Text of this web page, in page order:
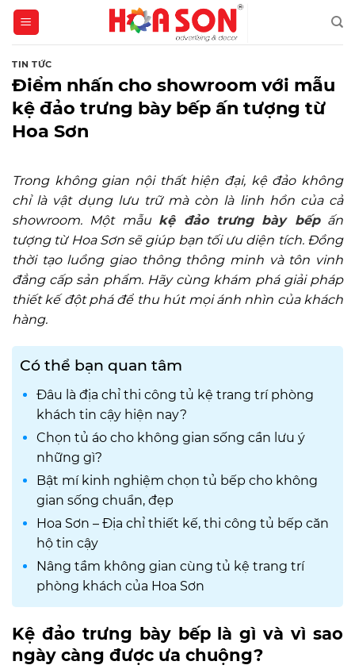
Skip
content
TIN TỨC
Điểm nhấn cho showroom với mẫu
kệ đảo trưng bày bếp ấn tượng từ
Hoa Sơn
Trong không gian nội thất hiện đại, kệ đảo không
chỉ là vật dụng lưu trữ mà còn là linh hồn của cả
showroom. Một mẫu kệ đảo trưng bày bếpấn
tượng từ Hoa Sơn sẽ giúp bạn tối ưu diện tích. Đồng
thời tạo luồng giao thông thông minh và tôn vinh
đẳng cấp sản phẩm. Hãy cùng khám phá giải pháp
thiết kế đột phá để thu hút mọi ánh nhìn của khách
hàng.
Có thể bạn quan tâm
Đâu là địa chỉ thi công tủ kệ trang trí phòng
khách tin cậy hiện nay?
Chọn tủ áo cho không gian sống cần lưu ý
những gì?
Bật mí kinh nghiệm chọn tủ bếp cho không
gian sống chuẩn, đẹp
Hoa Sơn – Địa chỉ thiết kế, thi công tủ bếp căn
hộ tin cậy
Nâng tầm không gian cùng tủ kệ trang trí
phòng khách của Hoa Sơn
Kệ đảo trưng bày bếp là gì và vì sao
ngày càng được ưa chuộng?